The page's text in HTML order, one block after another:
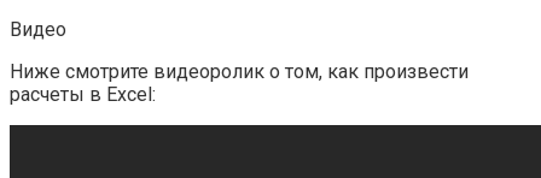
Видео
Ниже смотрите видеоролик о том, как произвести
расчеты в Excel: